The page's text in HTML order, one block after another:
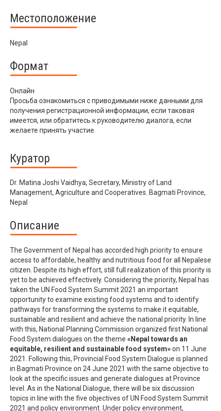
Местоположение
Nepal
Формат
Онлайн
Просьба ознакомиться с приводимыми ниже данными для
получения регистрационной информации, если таковая
имеется, или обратитесь к руководителю диалога, если
желаете принять участие.
Куратор
Dr. Matina Joshi Vaidhya, Secretary, Ministry of Land
Management, Agriculture and Cooperatives. Bagmati Province,
Nepal
Описание
The Government of Nepal has accorded high priority to ensure
access to affordable, healthy and nutritious food for all Nepalese
citizen. Despite its high effort, still full realization of this priority is
yet to be achieved effectively. Considering the priority, Nepal has
taken the UN Food System Summit 2021 an important
opportunity to examine existing food systems and to identify
pathways for transforming the systems to make it equitable,
sustainable and resilient and achieve the national priority. In line
with this, National Planning Commission organized first National
Food System dialogues on the theme «Nepal towards an
equitable, resilient and sustainable food system»on 11 June
2021. Following this, Provincial Food System Dialogue is planned
in Bagmati Province on 24 June 2021 with the same objective to
look at the specific issues and generate dialogues at Province
level. As in the National Dialogue, there will be six discussion
topics in line with the five objectives of UN Food System Summit
2021 and policy environment. Under policy environment,